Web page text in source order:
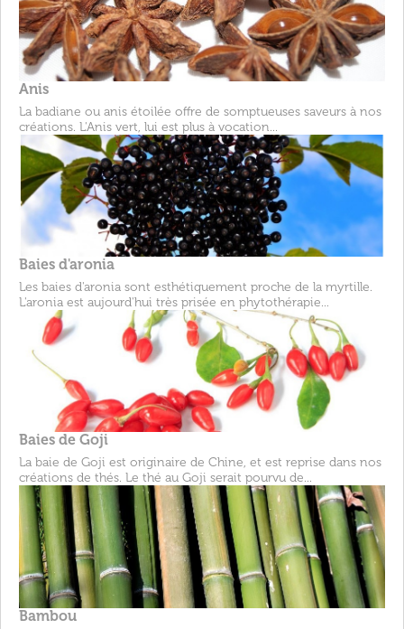
Anis
La badiane ou anis étoilée offre de somptueuses saveurs à nos
créations. L'Anis vert, lui est plus à vocation...
Baies d'aronia
Les baies d'aronia sont esthétiquement proche de la myrtille.
L'aronia est aujourd'hui très prisée en phytothérapie...
Baies de Goji
La baie de Goji est originaire de Chine, et est reprise dans nos
créations de thés. Le thé au Goji serait pourvu de...
Bambou